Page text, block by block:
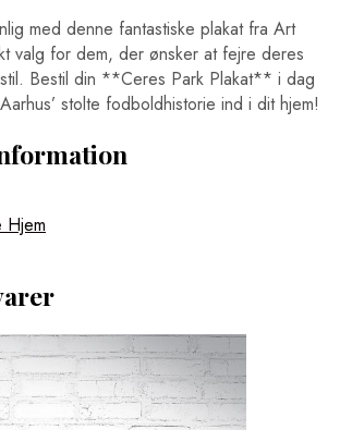
med denne fantastiske plakat fra Art
valg for dem, der ønsker at fejre deres
Bestil din **Ceres Park Plakat** i dag
stolte fodboldhistorie ind i dit hjem!
Hjem